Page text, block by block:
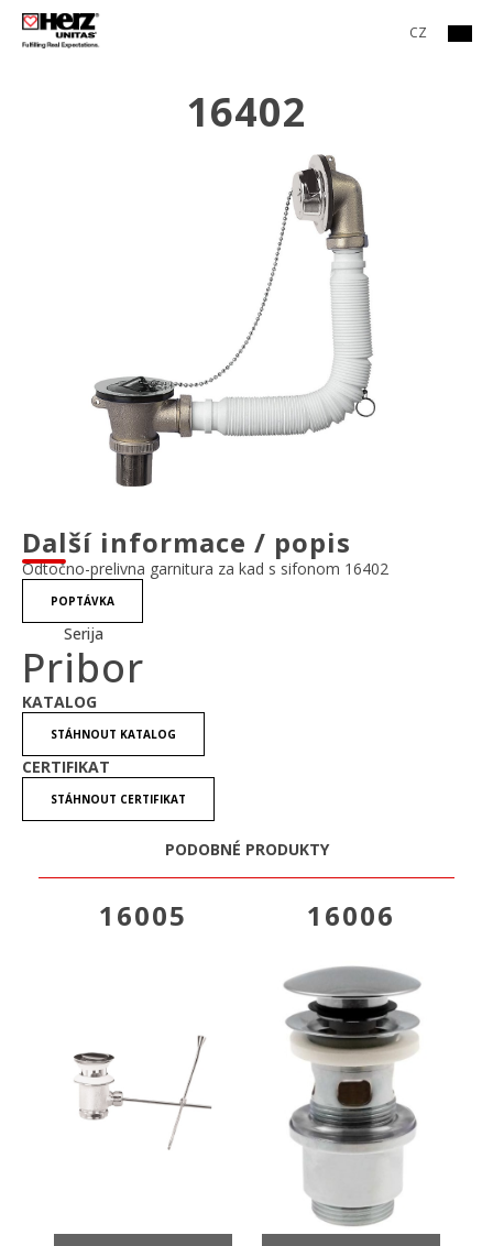
CZ
16402
Další informace / popis
Odtočno-prelivna garnitura za kad s sifonom 16402
POPTÁVKA
Serija
Pribor
KATALOG
STÁHNOUT KATALOG
CERTIFIKAT
STÁHNOUT CERTIFIKAT
PODOBNÉ PRODUKTY
16005 16006